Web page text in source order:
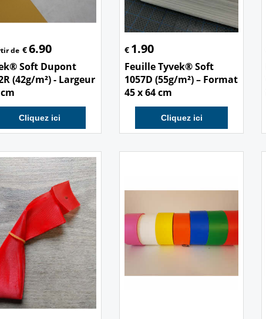
de €6.90
Soft Dupont
(42g/m²) - Largeur
Cliquez ici
€ 1.90
Feuille Tyvek® Soft
1057D (55g/m²) – Format
45 x 64 cm
Cliquez ici